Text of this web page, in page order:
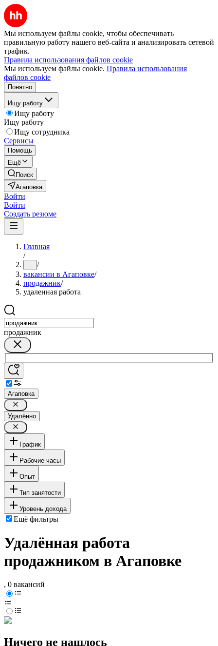
Мы используем файлы cookie, чтобы обеспечивать
правильную работу нашего веб-сайта и анализировать сетевой
трафик.
Правила использования файлов cookie
Мы используем файлы cookie. Правила использования
файлов cookie
Понятно
Ищу работу
Ищу работу
Ищу работу
Ищу сотрудника
Сервисы
Помощь
Ещё
Поиск
Агаповка
Войти
Войти
Создать резюме
Главная
/
... /
вакансии в Агаповке/
продажник/
удаленная работа
продажник
Агаповка
Удалённо
График
Рабочие часы
Опыт
Тип занятости
Уровень дохода
Ещё фильтры
Удалённая работа
продажником в Агаповке
, 0 вакансий
Ничего не нашлось